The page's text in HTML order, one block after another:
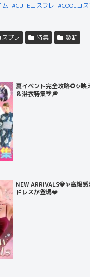
ム CUTEコスプレ COOLコ
スプレ 特集 診断
夏イベント完全攻略🌻✨
＆浴衣特集🌴🎆
NEW ARRIVALS💎✨高級
ドレスが登場❤️